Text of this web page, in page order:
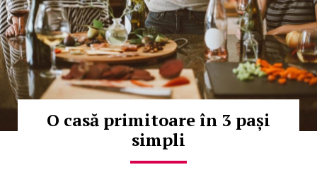
O casă primitoare în 3 pași
simpli